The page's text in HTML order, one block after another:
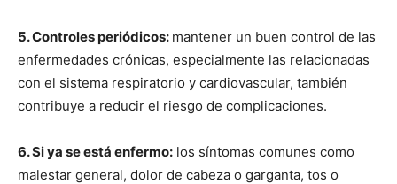
5. Controles periódicos: mantener un buen control de las
enfermedades crónicas, especialmente las relacionadas
con el sistema respiratorio y cardiovascular, también
contribuye a reducir el riesgo de complicaciones.
6. Si ya se está enfermo: los síntomas comunes como
malestar general, dolor de cabeza o garganta, tos o